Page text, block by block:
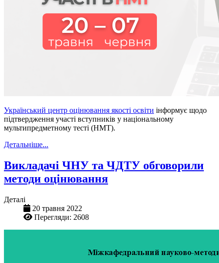
Український центр оцінювання якості освіти інформує щодо
підтвердження участі вступників у національному
мультипредметному тесті (НМТ).
Детальніше...
Викладачі ЧНУ та ЧДТУ обговорили
методи оцінювання
Деталі
20 травня 2022
Перегляди: 2608